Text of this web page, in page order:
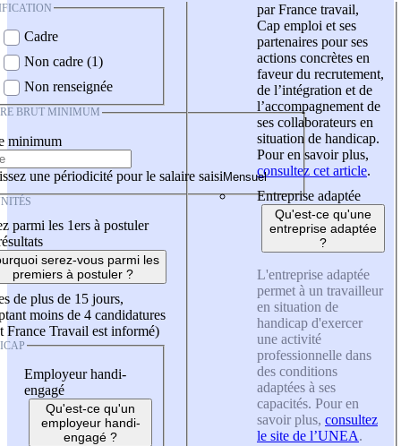
Cadre
Non cadre (1)
Non renseignée
BRUT MINIMUM
minimum
une périodicité pour le salaire saisi
parmi les 1ers à postuler
serez-vous parmi les
premiers à postuler ?
de plus de 15 jours,
moins de 4 candidatures
France Travail est informé)
Employeur handi-
engagé
Qu'est-ce qu'un
employeur handi-
engagé ?
par France travail,
Cap emploi et ses
partenaires pour ses
actions concrètes en
faveur du recrutement,
de l’intégration et de
l’accompagnement de
ses collaborateurs en
situation de handicap.
Pour en savoir plus,
consultez cet article.
Entreprise adaptée
Qu'est-ce qu'une
entreprise adaptée
?
L'entreprise adaptée
permet à un travailleur
en situation de
handicap d'exercer
une activité
professionnelle dans
des conditions
adaptées à ses
capacités. Pour en
savoir plus, consultez
le site de l’UNEA.